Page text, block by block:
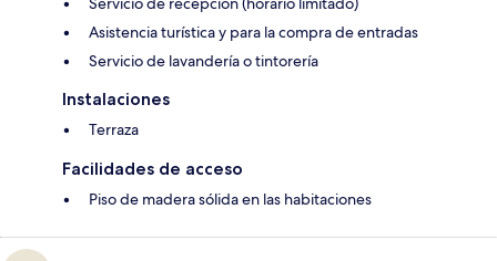
Asistencia turística y para la compra de entradas
Servicio de lavandería o tintorería
Instalaciones
Terraza
Facilidades de acceso
Piso de madera sólida en las habitaciones